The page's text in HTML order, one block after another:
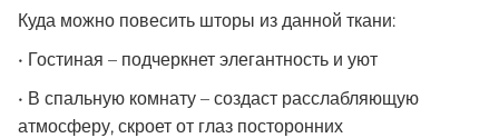
Куда можно повесить шторы из данной ткани:
• Гостиная – подчеркнет элегантность и уют
• В спальную комнату – создаст расслабляющую
атмосферу, скроет от глаз посторонних